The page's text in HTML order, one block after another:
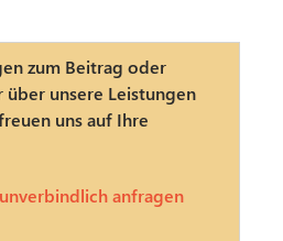
zum Beitrag oder
über unsere Leistungen
uns auf Ihre
anfragen